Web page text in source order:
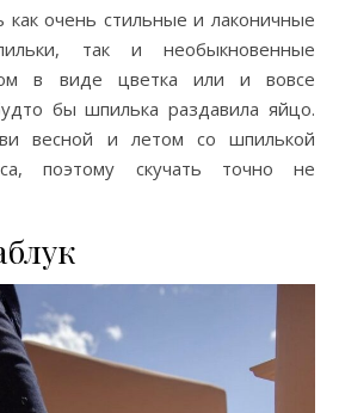
как очень стильные и лаконичные
так и необыкновенные
в виде цветка или и вовсе
бы шпилька раздавила яйцо.
весной и летом со шпилькой
поэтому скучать точно не